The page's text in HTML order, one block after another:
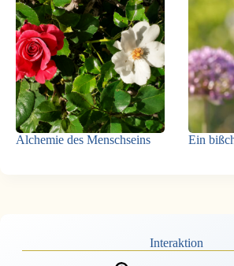
Alchemie des Menschseins Ein
Interaktion